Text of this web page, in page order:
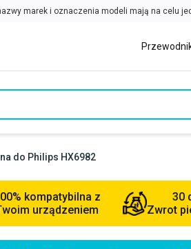
do Philips HX6982
kompatybilna z
urządzeniem
30
Zwrot